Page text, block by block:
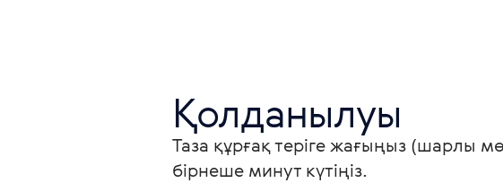
Қолданылуы
Таза құрғақ теріге жағыңыз (шарлы
бірнеше минут күтіңіз.